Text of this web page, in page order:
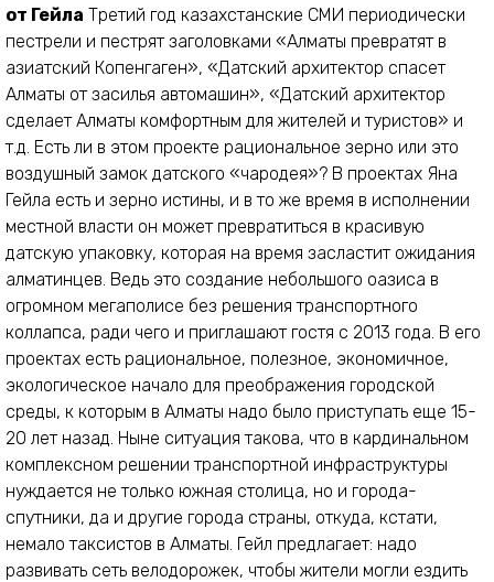
от Гейла Третий год казахстанские СМИ периодически
пестрели и пестрят заголовками «Алматы превратят в
азиатский Копенгаген», «Датский архитектор спасет
Алматы от засилья автомашин», «Датский архитектор
сделает Алматы комфортным для жителей и туристов» и
т.д. Есть ли в этом проекте рациональное зерно или это
воздушный замок датского «чародея»? В проектах Яна
Гейла есть и зерно истины, и в то же время в исполнении
местной власти он может превратиться в красивую
датскую упаковку, которая на время засластит ожидания
алматинцев. Ведь это создание небольшого оазиса в
огромном мегаполисе без решения транспортного
коллапса, ради чего и приглашают гостя с 2013 года. В его
проектах есть рациональное, полезное, экономичное,
экологическое начало для преображения городской
среды, к которым в Алматы надо было приступать еще 15-
20 лет назад. Ныне ситуация такова, что в кардинальном
комплексном решении транспортной инфраструктуры
нуждается не только южная столица, но и города-
спутники, да и другие города страны, откуда, кстати,
немало таксистов в Алматы. Гейл предлагает: надо
развивать сеть велодорожек, чтобы жители могли ездить